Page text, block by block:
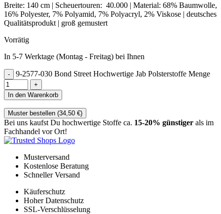
Breite: 140 cm | Scheuertouren: 40.000 | Material: 68% Baumwolle,
16% Polyester, 7% Polyamid, 7% Polyacryl, 2% Viskose | deutsches
Qualitätsprodukt | groß gemustert
Vorrätig
In 5-7 Werktage (Montag - Freitag) bei Ihnen
9-2577-030 Bond Street Hochwertige Jab Polsterstoffe Menge
In den Warenkorb
Muster bestellen (34,50 €)
Bei uns kaufst Du hochwertige Stoffe ca. 15-20% günstiger als im
Fachhandel vor Ort!
Musterversand
Kostenlose Beratung
Schneller Versand
Käuferschutz
Hoher Datenschutz
SSL-Verschlüsselung